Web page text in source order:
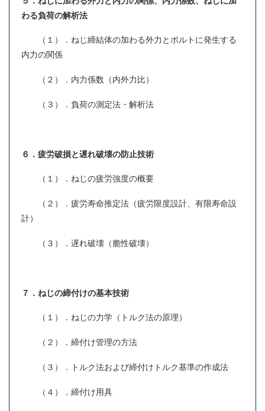
わる負荷の解析法
（１）．ねじ締結体の加わる外力とボルトに発生する
内力の関係
（２）．内力係数（内外力比）
（３）．負荷の測定法・解析法
６．疲労破損と遅れ破壊の防止技術
（１）．ねじの疲労強度の概要
（２）．疲労寿命推定法（疲労限度設計、有限寿命設
計）
（３）．遅れ破壊（脆性破壊）
７．ねじの締付けの基本技術
（１）．ねじの力学（トルク法の原理）
（２）．締付け管理の方法
（３）．トルク法および締付けトルク基準の作成法
（４）．締付け用具